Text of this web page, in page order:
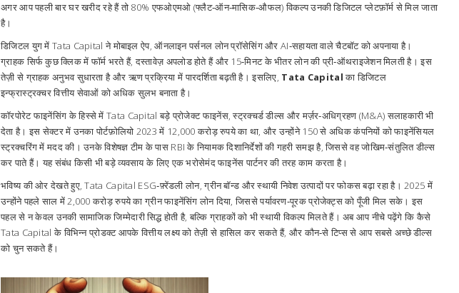
अगर आप पहली बार घर खरीद रहे हैं तो 80% एफओएमओ (फ्लैट‑ऑन‑मासिक‑औफल) विकल्प उनकी डिजिटल प्लेटफ़ॉर्म से मिल जाता
है।
डिजिटल युग में Tata Capital ने मोबाइल ऐप, ऑनलाइन पर्सनल लोन प्रॉसेसिंग और AI‑सहायता वाले चैटबॉट को अपनाया है।
ग्राहक सिर्फ कुछ क्लिक में फॉर्म भरते हैं, दस्तावेज़ अपलोड होते हैं और 15‑मिनट के भीतर लोन की प्री‑ऑथराइजेशन मिलती है। इस
तेज़ी से ग्राहक अनुभव सुधारता है और ऋण प्रक्रिया में पारदर्शिता बढ़ती है। इसलिए, Tata Capitalका डिजिटल
इन्फ्रास्ट्रक्चर वित्तीय सेवाओं को अधिक सुलभ बनाता है।
कॉरपोरेट फाइनेंसिंग के हिस्से में Tata Capital बड़े प्रोजेक्ट फाइनेंस, स्ट्रक्चर्ड डील्स और मर्ज़र‑अधिग्रहण (M&A) सलाहकारी भी
देता है। इस सेक्टर में उनका पोर्टफ़ोलियो 2023 में 12,000 करोड़ रुपये का था, और उन्होंने 150 से अधिक कंपनियों को फाइनेंसियल
स्ट्रक्चरिंग में मदद की। उनके विशेषज्ञ टीम के पास RBI के नियामक दिशानिर्देशों की गहरी समझ है, जिससे वह जोखिम‑संतुलित डील्स
कर पाते हैं। यह संबंध किसी भी बड़े व्यवसाय के लिए एक भरोसेमंद फाइनेंस पार्टनर की तरह काम करता है।
भविष्य की ओर देखते हुए, Tata Capital ESG‑फ़्रेंडली लोन, ग्रीन बॉन्ड और स्थायी निवेश उत्पादों पर फोकस बढ़ा रहा है। 2025 में
उन्होंने पहले साल में 2,000 करोड़ रुपये का ग्रीन फाइनेंसिंग लोन दिया, जिससे पर्यावरण‑पूरक प्रोजेक्ट्स को पूँजी मिल सके। इस
पहल से न केवल उनकी सामाजिक जिम्मेदारी सिद्ध होती है, बल्कि ग्राहकों को भी स्थायी विकल्प मिलते हैं। अब आप नीचे पढ़ेंगे कि कैसे
Tata Capital के विभिन्न प्रोडक्ट आपके वित्तीय लक्ष्य को तेज़ी से हासिल कर सकते हैं, और कौन‑से टिप्स से आप सबसे अच्छे डील्स
को चुन सकते हैं।